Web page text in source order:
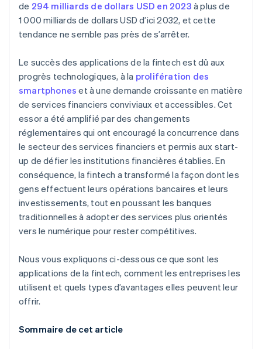
de 294 milliards de dollars USD en 2023 à plus de
1 000 milliards de dollars USD d’ici 2032, et cette
tendance ne semble pas près de s’arrêter.
Le succès des applications de la fintech est dû aux
progrès technologiques, à la prolifération des
smartphones et à une demande croissante en matière
de services financiers conviviaux et accessibles. Cet
essor a été amplifié par des changements
réglementaires qui ont encouragé la concurrence dans
le secteur des services financiers et permis aux start-
up de défier les institutions financières établies. En
conséquence, la fintech a transformé la façon dont les
gens effectuent leurs opérations bancaires et leurs
investissements, tout en poussant les banques
traditionnelles à adopter des services plus orientés
vers le numérique pour rester compétitives.
Nous vous expliquons ci-dessous ce que sont les
applications de la fintech, comment les entreprises les
utilisent et quels types d’avantages elles peuvent leur
offrir.
Sommaire de cet article